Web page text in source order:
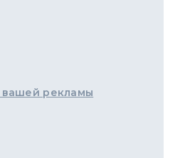
рекламы